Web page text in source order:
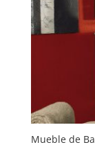
Mueble de